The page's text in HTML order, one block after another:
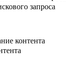
запроса
контента